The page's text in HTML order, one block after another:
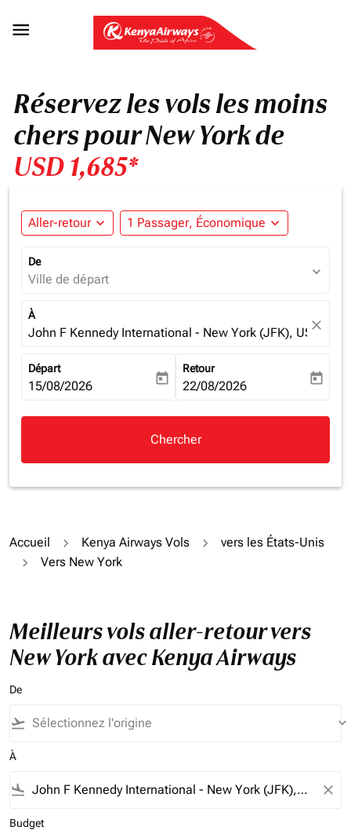

Réservez les vols les moins
chers pour New York de
USD 1,685*
Aller-retour expand_more 1 Passager, Économique expand_more
De
Ville de départ expand_more
À
John F Kennedy International - New York (JFK), USA
close
Départ
fc-booking-departure-date-aria-label
15/08/2026 today
Retour
fc-booking-return-date-aria-
22/08/2026 today
Chercher
Accueil Kenya Airways Vols
vers les États-Unis
Vers New York
Meilleurs vols aller-retour vers
New York avec Kenya Airways
De
flight_takeoff keyboard_arrow_down
À
flight_land close
Budget